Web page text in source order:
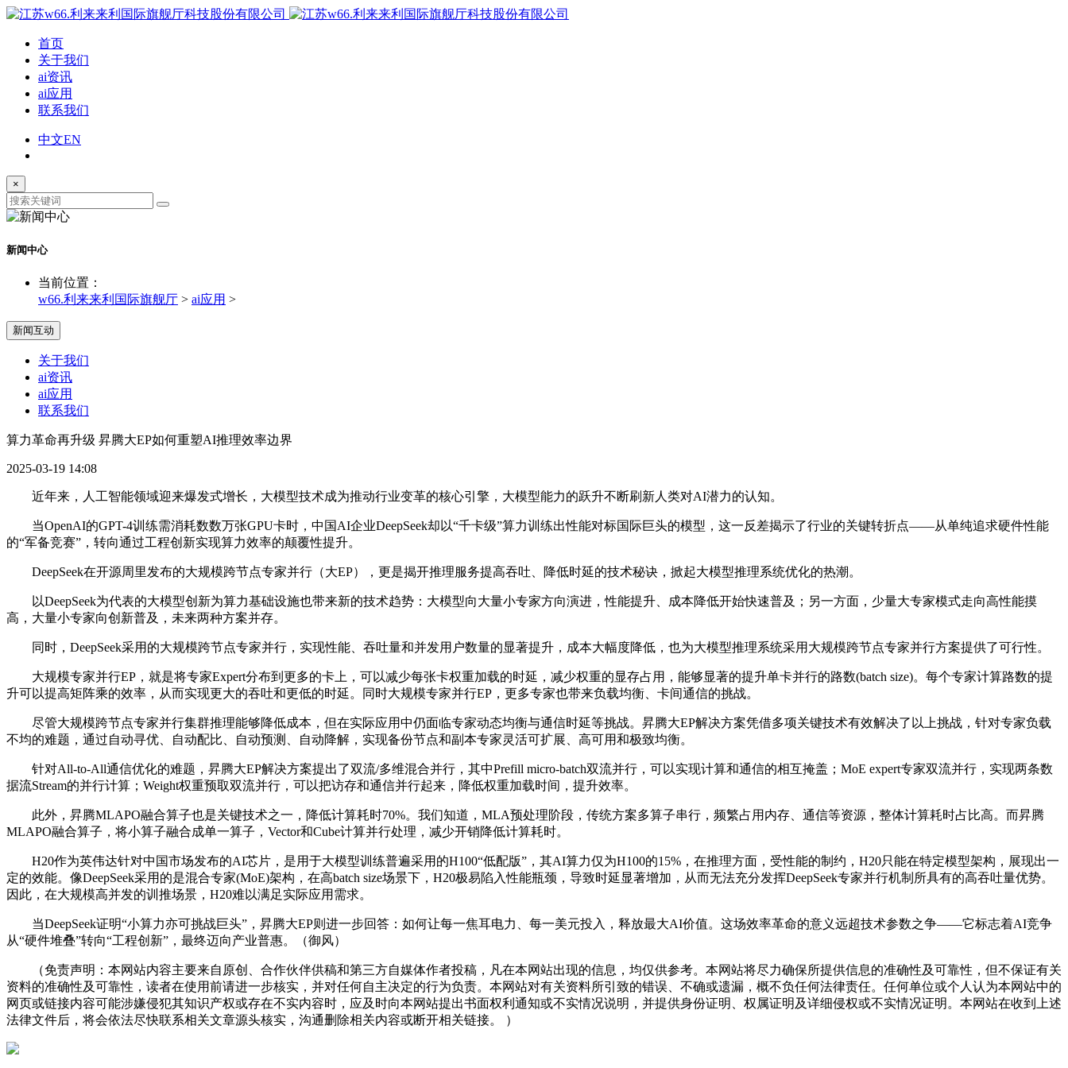
首页
关于我们
ai资讯
ai应用
联系我们
中文EN
×
新闻中心
当前位置：
w66.利来来利国际旗舰厅 > ai应用 >
新闻互动
关于我们
ai资讯
ai应用
联系我们
算力革命再升级 昇腾大EP如何重塑AI推理效率边界
2025-03-19 14:08
近年来，人工智能领域迎来爆发式增长，大模型技术成为推动行业变革的核心引擎，大模型能力的跃升不断刷新人类对AI潜力的认知。
当OpenAI的GPT-4训练需消耗数数万张GPU卡时，中国AI企业DeepSeek却以“千卡级”算力训练出性能对标国际巨头的模型，这一反差揭示了行业的关键转折点——从单纯追求硬件性能
的“军备竞赛”，转向通过工程创新实现算力效率的颠覆性提升。
DeepSeek在开源周里发布的大规模跨节点专家并行（大EP），更是揭开推理服务提高吞吐、降低时延的技术秘诀，掀起大模型推理系统优化的热潮。
以DeepSeek为代表的大模型创新为算力基础设施也带来新的技术趋势：大模型向大量小专家方向演进，性能提升、成本降低开始快速普及；另一方面，少量大专家模式走向高性能摸
高，大量小专家向创新普及，未来两种方案并存。
同时，DeepSeek采用的大规模跨节点专家并行，实现性能、吞吐量和并发用户数量的显著提升，成本大幅度降低，也为大模型推理系统采用大规模跨节点专家并行方案提供了可行性。
大规模专家并行EP，就是将专家Expert分布到更多的卡上，可以减少每张卡权重加载的时延，减少权重的显存占用，能够显著的提升单卡并行的路数(batch size)。每个专家计算路数的提
升可以提高矩阵乘的效率，从而实现更大的吞吐和更低的时延。同时大规模专家并行EP，更多专家也带来负载均衡、卡间通信的挑战。
尽管大规模跨节点专家并行集群推理能够降低成本，但在实际应用中仍面临专家动态均衡与通信时延等挑战。昇腾大EP解决方案凭借多项关键技术有效解决了以上挑战，针对专家负载
不均的难题，通过自动寻优、自动配比、自动预测、自动降解，实现备份节点和副本专家灵活可扩展、高可用和极致均衡。
针对All-to-All通信优化的难题，昇腾大EP解决方案提出了双流/多维混合并行，其中Prefill micro-batch双流并行，可以实现计算和通信的相互掩盖；MoE expert专家双流并行，实现两条数
据流Stream的并行计算；Weight权重预取双流并行，可以把访存和通信并行起来，降低权重加载时间，提升效率。
此外，昇腾MLAPO融合算子也是关键技术之一，降低计算耗时70%。我们知道，MLA预处理阶段，传统方案多算子串行，频繁占用内存、通信等资源，整体计算耗时占比高。而昇腾
MLAPO融合算子，将小算子融合成单一算子，Vector和Cube计算并行处理，减少开销降低计算耗时。
H20作为英伟达针对中国市场发布的AI芯片，是用于大模型训练普遍采用的H100“低配版”，其AI算力仅为H100的15%，在推理方面，受性能的制约，H20只能在特定模型架构，展现出一
定的效能。像DeepSeek采用的是混合专家(MoE)架构，在高batch size场景下，H20极易陷入性能瓶颈，导致时延显著增加，从而无法充分发挥DeepSeek专家并行机制所具有的高吞吐量优势。
因此，在大规模高并发的训推场景，H20难以满足实际应用需求。
当DeepSeek证明“小算力亦可挑战巨头”，昇腾大EP则进一步回答：如何让每一焦耳电力、每一美元投入，释放最大AI价值。这场效率革命的意义远超技术参数之争——它标志着AI竞争
从“硬件堆叠”转向“工程创新”，最终迈向产业普惠。（御风）
（免责声明：本网站内容主要来自原创、合作伙伴供稿和第三方自媒体作者投稿，凡在本网站出现的信息，均仅供参考。本网站将尽力确保所提供信息的准确性及可靠性，但不保证有关
资料的准确性及可靠性，读者在使用前请进一步核实，并对任何自主决定的行为负责。本网站对有关资料所引致的错误、不确或遗漏，概不负任何法律责任。任何单位或个人认为本网站中的
网页或链接内容可能涉嫌侵犯其知识产权或存在不实内容时，应及时向本网站提出书面权利通知或不实情况说明，并提供身份证明、权属证明及详细侵权或不实情况证明。本网站在收到上述
法律文件后，将会依法尽快联系相关文章源头核实，沟通删除相关内容或断开相关链接。 ）